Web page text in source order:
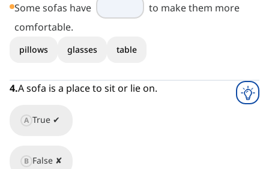
Some sofas have
to make them more
comfortable.
pillows glasses table
4.A sofa is a place to sit or lie on.
A True ✔
B False ✘